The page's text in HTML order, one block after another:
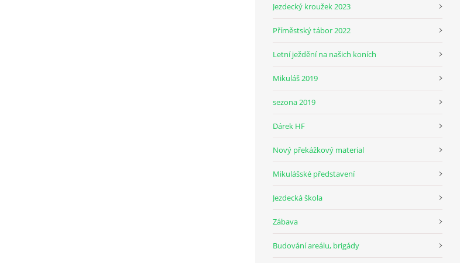
Jezdecký kroužek 2023
Příměstský tábor 2022
Letní ježdění na našich koních
Mikuláš 2019
sezona 2019
Dárek HF
Nový překážkový material
Mikulášské představení
Jezdecká škola
Zábava
Budování areálu, brigády